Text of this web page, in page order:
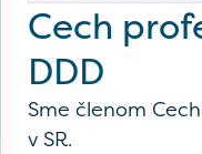
Cech
DDD
Sme členom
v SR.